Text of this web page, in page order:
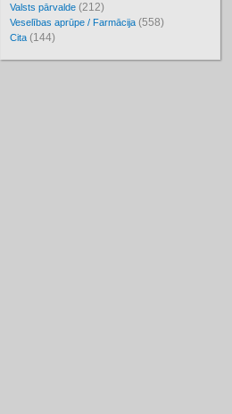
Valsts pārvalde (212)
Veselības aprūpe / Farmācija (558)
Cita (144)